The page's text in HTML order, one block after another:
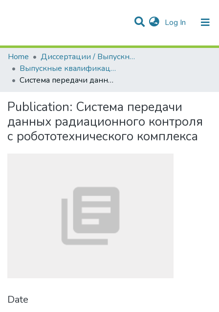
Log In(current)
Communities & Collections
Statistics
All of DSpace
Home
Publication:Система передачи
данных радиационного контроля